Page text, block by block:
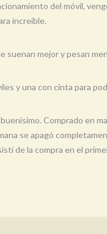
del móvil,
increíble.
suenan mejor y pesan
y una con cinta para
Comprado en
se apagó
de la compra en el